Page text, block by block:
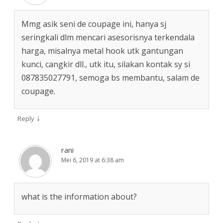
Mmg asik seni de coupage ini, hanya sj
seringkali dlm mencari asesorisnya terkendala
harga, misalnya metal hook utk gantungan
kunci, cangkir dll., utk itu, silakan kontak sy si
087835027791, semoga bs membantu, salam de
coupage.
Reply ↓
rani
Mei 6, 2019 at 6:38 am
what is the information about?